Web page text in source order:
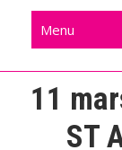
Menu
11
ST